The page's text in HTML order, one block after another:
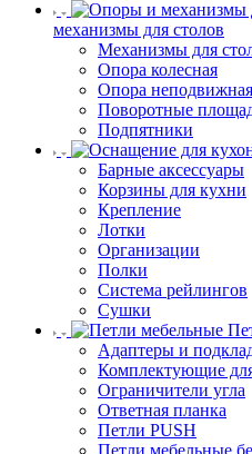
механизмы для столов
Механизмы для
Опора колесная
Опора неподвижная
Поворотные
Подпятники
Барные аксессуары
Корзины для кухни
Крепление
Лотки
Организации
Полки
Система рейлингов
Сушки
Адаптеры и
Комплектующие
Ограничители угла
Ответная планка
Петли PUSH
Петли мебельные